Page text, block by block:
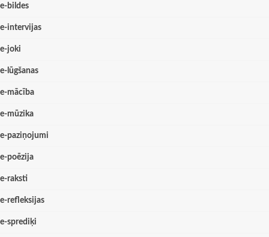
e-bildes
e-intervijas
e-joki
e-lūgšanas
e-mācība
e-mūzika
e-paziņojumi
e-poēzija
e-raksti
e-refleksijas
e-sprediķi